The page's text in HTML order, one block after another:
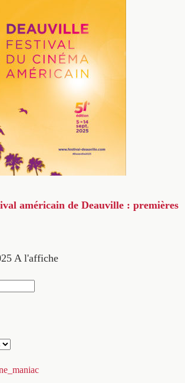
américain de Deauville : premières
A l'affiche